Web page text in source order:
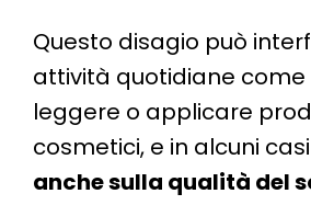
Questo disagio può
attività quotidiane come
leggere o applicare
cosmetici, e in alcuni casi
anche sulla qualità del